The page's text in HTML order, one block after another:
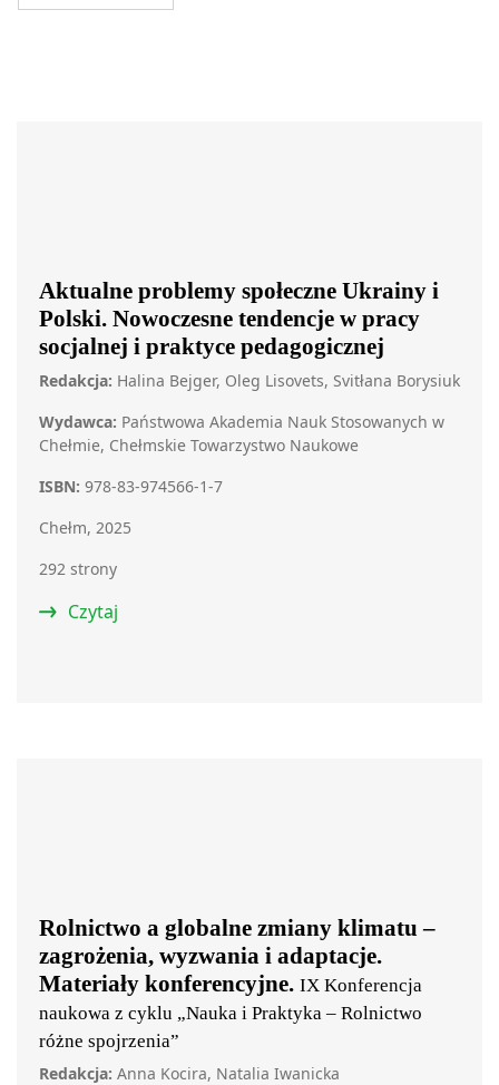
Aktualne problemy społeczne Ukrainy i
Polski. Nowoczesne tendencje w pracy
socjalnej i praktyce pedagogicznej
Redakcja: Halina Bejger, Oleg Lisovets, Svitłana Borysiuk
Wydawca: Państwowa Akademia Nauk Stosowanych w
Chełmie, Chełmskie Towarzystwo Naukowe
ISBN: 978-83-974566-1-7
Chełm, 2025
292 strony
Czytaj
Rolnictwo a globalne zmiany klimatu –
zagrożenia, wyzwania i adaptacje.
Materiały konferencyjne. IX Konferencja
naukowa z cyklu „Nauka i Praktyka – Rolnictwo
różne spojrzenia”
Redakcja: Anna Kocira, Natalia Iwanicka